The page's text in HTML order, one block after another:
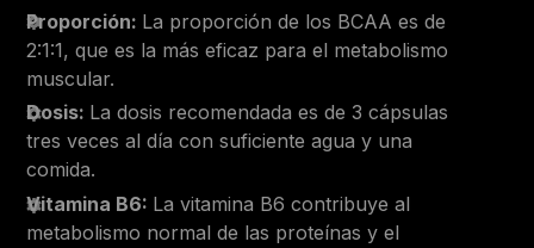
Proporción: La proporción de los BCAA es de
2:1:1, que es la más eficaz para el metabolismo
muscular.
Dosis: La dosis recomendada es de 3 cápsulas
tres veces al día con suficiente agua y una
comida.
Vitamina B6: La vitamina B6 contribuye al
metabolismo normal de las proteínas y el